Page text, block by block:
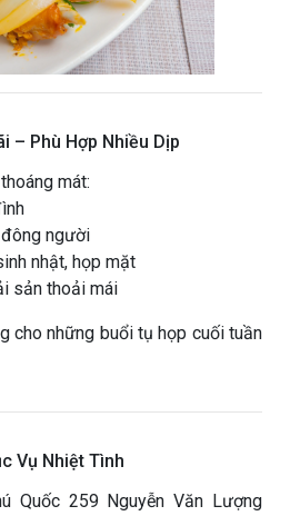
– Phù Hợp Nhiều Dịp
mát:
người
nhật, họp mặt
sản thoải mái
cho những buổi tụ họp cuối tuần
Vụ Nhiệt Tình
Quốc 259 Nguyễn Văn Lượng